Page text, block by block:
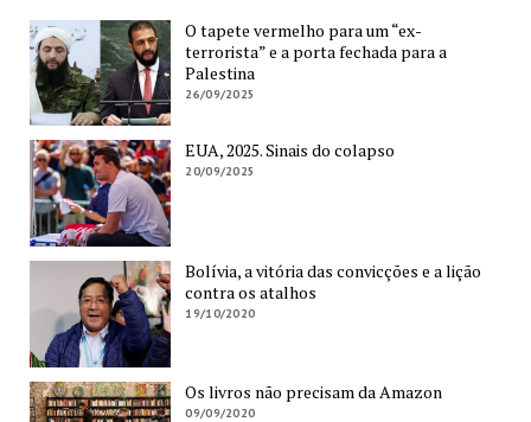
O tapete vermelho para um “ex-
terrorista” e a porta fechada para a
Palestina
26/09/2025
EUA, 2025. Sinais do colapso
20/09/2025
Bolívia, a vitória das convicções e a lição
contra os atalhos
19/10/2020
Os livros não precisam da Amazon
09/09/2020